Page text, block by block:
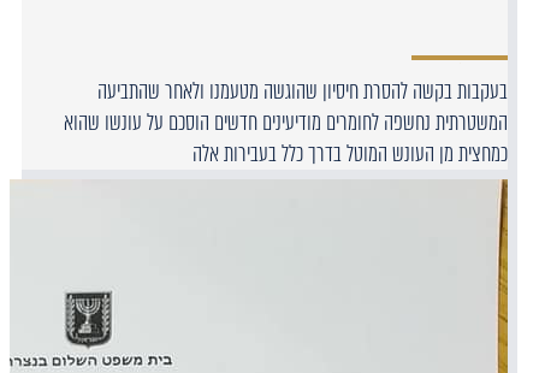
בעקבות בקשה להסרת חיסיון שהוגשה מטעמנו ולאחר שהתביעה
המשטרתית נחשפה לחומרים מודיעינים חדשים הוסכם על עונשו שהוא
כמחצית מן העונש המוטל בדרך כלל בעבירות אלה